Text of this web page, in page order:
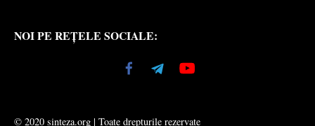
NOI PE REȚELE SOCIALE:
© 2020 sinteza.org | Toate drepturile rezervate